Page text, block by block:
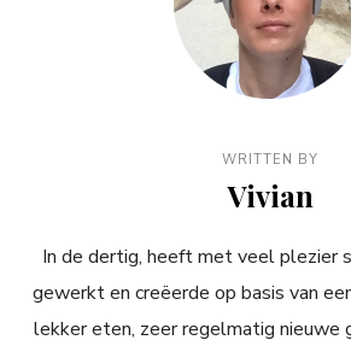
WRITTEN BY
Vivian
In de dertig, heeft met veel plezier
gewerkt en creëerde op basis van
lekker eten, zeer regelmatig nieuwe